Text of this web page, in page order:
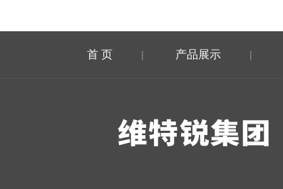
首 页 | 产品展示 |